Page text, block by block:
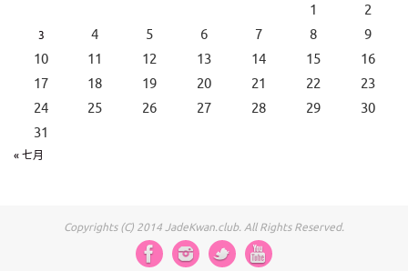
« 七月
1 2
3 4 5 6 7 8
9
10
11 12 13 14 15
16
17
18 19 20 21 22
23
24
25 26 27 28 29
30
31
Copyrights (C) 2014 JadeKwan.club. All Rights Reserved.